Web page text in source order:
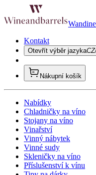
Kontakt
Otevřít výběr jazyka
Nákupní košík
Nabídky
Chladničky na víno
Stojany na víno
Vinařství
Vinný nábytek
Vinné sudy
Skleničky na víno
Příslušenství k vínu